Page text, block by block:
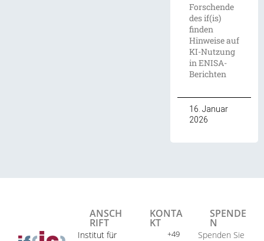
Forschende
des if(is)
finden
Hinweise auf
KI-Nutzung
in ENISA-
Berichten
16. Januar
2026
ANSCH
RIFT
Institut für
KONTA
KT
+49
SPENDE
N
Spenden Sie